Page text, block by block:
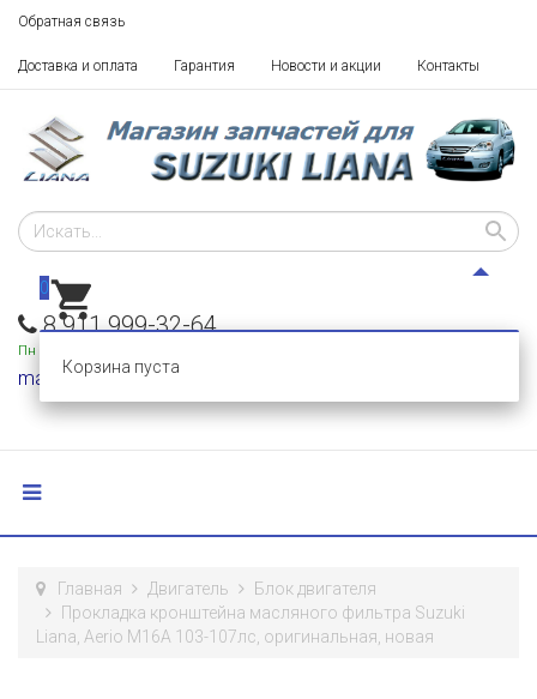
Обратная связь
Доставка и оплата Гарантия Новости и акции Контакты
8 911 999-32-64
Пн - Пт: 10 - 18,
mail@razborka-liana.ru
0
Корзина пуста
Главная Двигатель
Блок двигателя
Прокладка кронштейна масляного фильтра Suzuki
Liana, Aerio M16A 103-107лс, оригинальная, новая